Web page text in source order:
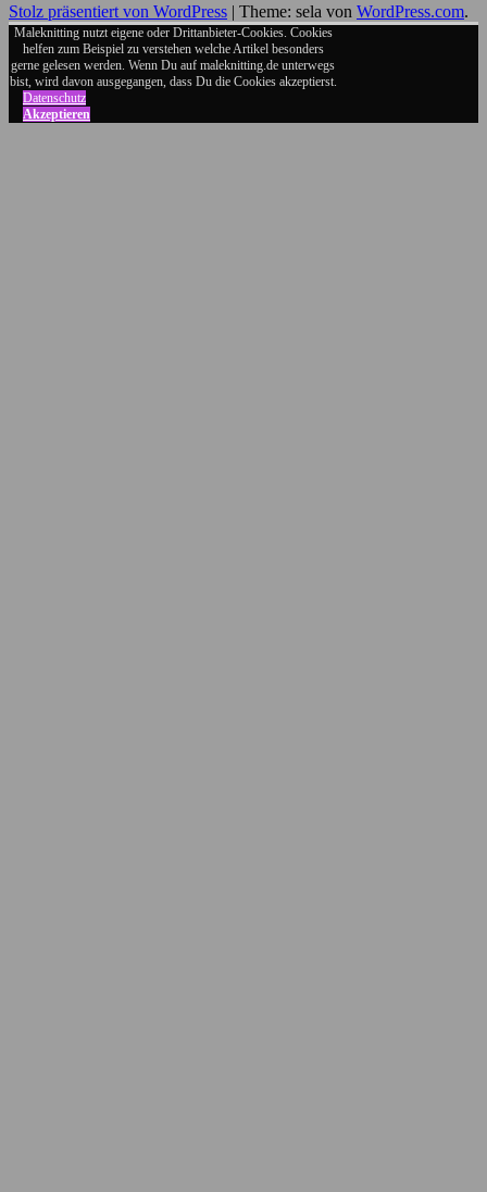
Stolz präsentiert von WordPress | Theme: sela von WordPress.com.
Maleknitting nutzt eigene oder Drittanbieter-Cookies. Cookies
helfen zum Beispiel zu verstehen welche Artikel besonders
gerne gelesen werden. Wenn Du auf maleknitting.de unterwegs
bist, wird davon ausgegangen, dass Du die Cookies akzeptierst.
Datenschutz
Akzeptieren